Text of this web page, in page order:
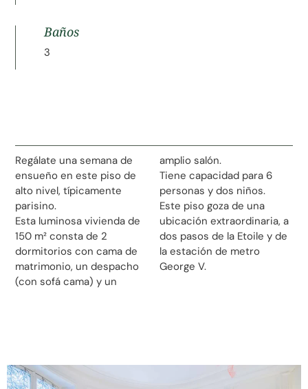
Baños
3
Regálate una semana de
ensueño en este piso de
alto nivel, típicamente
parisino.
Esta luminosa vivienda de
150 m² consta de 2
dormitorios con cama de
matrimonio, un despacho
(con sofá cama) y un
amplio salón.
Tiene capacidad para 6
personas y dos niños.
Este piso goza de una
ubicación extraordinaria, a
dos pasos de la Etoile y de
la estación de metro
George V.